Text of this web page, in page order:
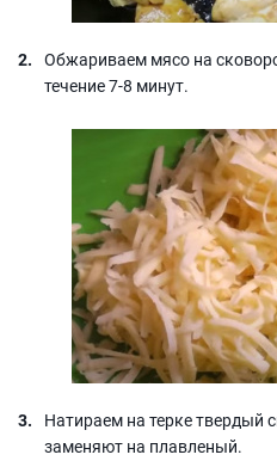
Обжариваем мясо на
течение 7-8 минут.
Натираем на терке твердый
заменяют на плавленый.